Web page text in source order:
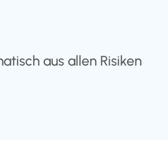
aus allen Risiken